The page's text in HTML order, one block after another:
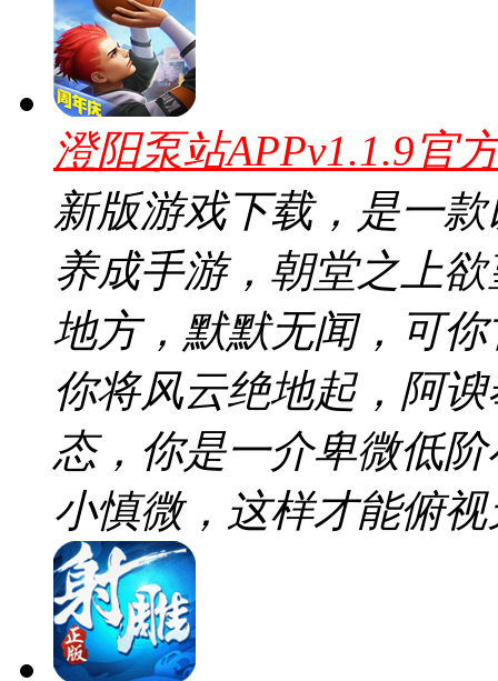
澄阳泵站APPv1.1.9官
新版游戏下载，是一
养成手游，朝堂之上
地方，默默无闻，可
你将风云绝地起，阿
态，你是一介卑微低
小慎微，这样才能俯